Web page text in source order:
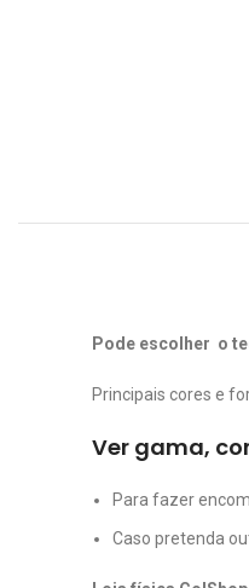
Pode escolher o
Principais cores e
Ver gama,
Para fazer
Caso pretenda